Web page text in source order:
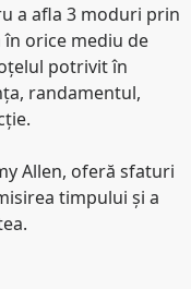
a afla 3 moduri prin
orice mediu de
potrivit în
randamentul,
Allen, oferă sfaturi
timpului și a